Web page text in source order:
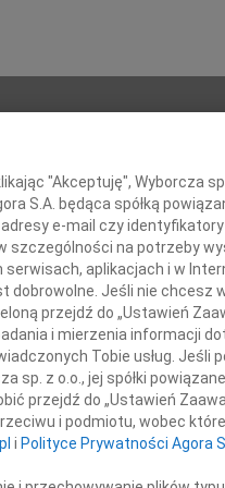
Imię i
INNE
Pani
Śmierć
Z
Janusz
Z
"Akceptuję", Wyborcza
S.A. będąca spółką
e-mail czy
szczególności na potrzeby
aplikacjach i w
dobrowolne. Jeśli nie chcesz
przejdź do „Ustawień
i mierzenia informacji
Tobie usług. Jeśli
z o.o., jej spółki
przejdź do „Ustawień
i podmiotu, wobec
i Polityce Prywatności Agora